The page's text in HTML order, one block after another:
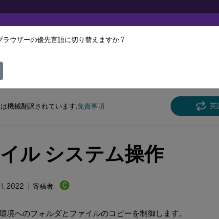
動的に機械翻訳されています。
ペース環境管理
機械翻訳されています.免責事項 英
ル システム操作
2022 寄稿者: C
境へのフォルダとファイルのコピーを制御します。
ラウザーの優先言語に切り替えますか ?